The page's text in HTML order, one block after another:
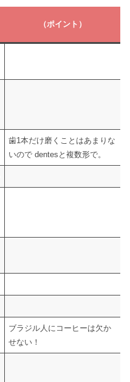
（ポイント）
歯1本だけ磨くことはあまりな
いので dentesと複数形で。
ブラジル人にコーヒーは欠か
せない！